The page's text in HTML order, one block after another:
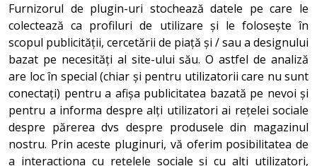
Furnizorul de plugin-uri stochează datele pe care le
colectează ca profiluri de utilizare și le folosește în
scopul publicității, cercetării de piață și / sau a designului
bazat pe necesități al site-ului său. O astfel de analiză
are loc în special (chiar și pentru utilizatorii care nu sunt
conectați) pentru a afișa publicitatea bazată pe nevoi și
pentru a informa despre alți utilizatori ai rețelei sociale
despre părerea dvs despre produsele din magazinul
nostru. Prin aceste pluginuri, vă oferim posibilitatea de
a interacționa cu rețelele sociale și cu alți utilizatori,